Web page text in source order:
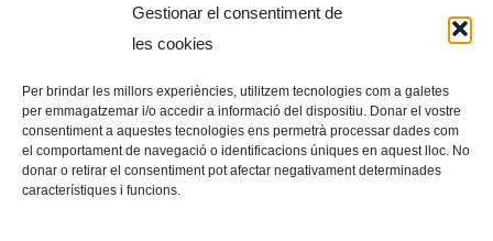
Gestionar el consentiment de
les cookies
Per brindar les millors experiències, utilitzem tecnologies com a galetes
per emmagatzemar i/o accedir a informació del dispositiu. Donar el vostre
consentiment a aquestes tecnologies ens permetrà processar dades com
el comportament de navegació o identificacions úniques en aquest lloc. No
donar o retirar el consentiment pot afectar negativament determinades
característiques i funcions.
CATEGORIES
Blogs i Webs d’interès(1)
Exposicions(6)
Grans fotògrafs(6)
Història de la fotografia(4)